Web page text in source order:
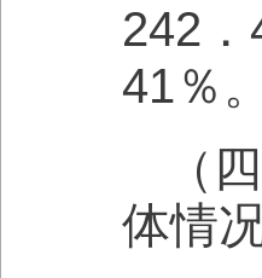
242
41％。
（
体情